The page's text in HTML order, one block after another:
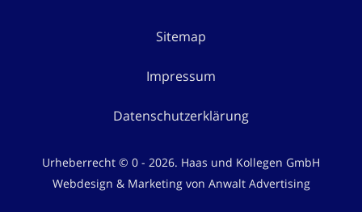
Sitemap
Impressum
Datenschutzerklärung
Urheberrecht © 0 - 2026. Haas und Kollegen GmbH
Webdesign & Marketing von Anwalt Advertising